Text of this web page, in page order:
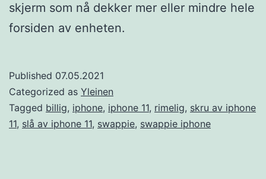
skjerm som nå dekker mer eller mindre hele
forsiden av enheten.
Published 07.05.2021
Categorized as Yleinen
Tagged billig, iphone, iphone 11, rimelig, skru av iphone
11, slå av iphone 11, swappie, swappie iphone